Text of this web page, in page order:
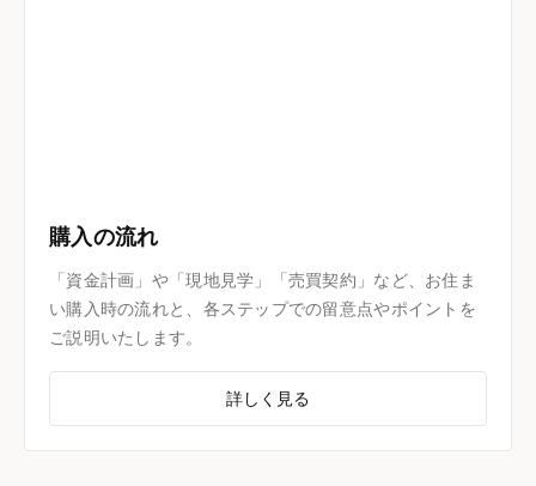
購入の流れ
「資金計画」や「現地見学」「売買契約」など、お住ま
い購入時の流れと、各ステップでの留意点やポイントを
ご説明いたします。
詳しく見る